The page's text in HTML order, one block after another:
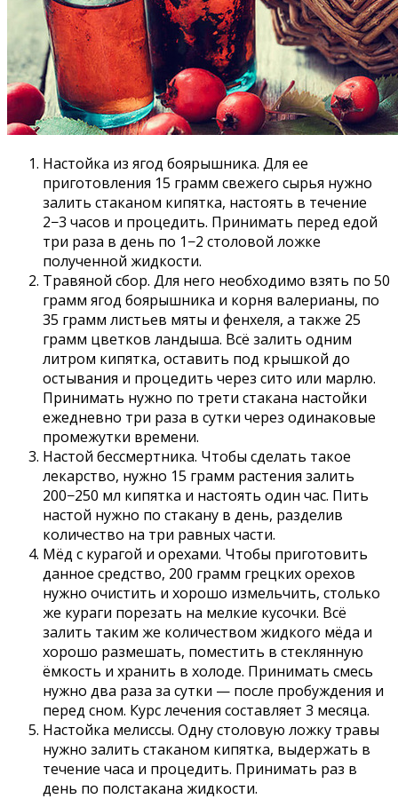
Настойка из ягод боярышника. Для ее
приготовления 15 грамм свежего сырья нужно
залить стаканом кипятка, настоять в течение
2−3 часов и процедить. Принимать перед едой
три раза в день по 1−2 столовой ложке
полученной жидкости.
Травяной сбор. Для него необходимо взять по 50
грамм ягод боярышника и корня валерианы, по
35 грамм листьев мяты и фенхеля, а также 25
грамм цветков ландыша. Всё залить одним
литром кипятка, оставить под крышкой до
остывания и процедить через сито или марлю.
Принимать нужно по трети стакана настойки
ежедневно три раза в сутки через одинаковые
промежутки времени.
Настой бессмертника. Чтобы сделать такое
лекарство, нужно 15 грамм растения залить
200−250 мл кипятка и настоять один час. Пить
настой нужно по стакану в день, разделив
количество на три равных части.
Мёд с курагой и орехами. Чтобы приготовить
данное средство, 200 грамм грецких орехов
нужно очистить и хорошо измельчить, столько
же кураги порезать на мелкие кусочки. Всё
залить таким же количеством жидкого мёда и
хорошо размешать, поместить в стеклянную
ёмкость и хранить в холоде. Принимать смесь
нужно два раза за сутки — после пробуждения и
перед сном. Курс лечения составляет 3 месяца.
Настойка мелиссы. Одну столовую ложку травы
нужно залить стаканом кипятка, выдержать в
течение часа и процедить. Принимать раз в
день по полстакана жидкости.